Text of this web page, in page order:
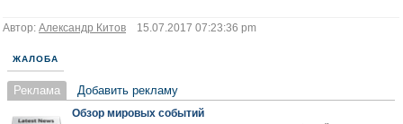
Автор: Александр Китов 15.07.2017 07:23:36 pm
ЖАЛОБА
Реклама Добавить рекламу
Обзор мировых событий